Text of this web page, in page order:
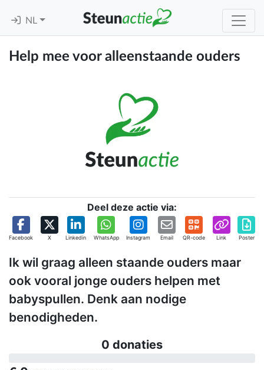
NL
Help mee voor alleenstaande ouders
Deel deze actie via:
Facebook X Linkedin WhatsApp Instagram Email QR-code Link Poster
Ik wil graag alleen staande ouders maar
ook vooral jonge ouders helpen met
babyspullen. Denk aan nodige
benodigheden.
0 donaties